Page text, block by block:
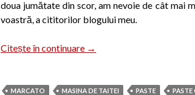
doua jumătate din scor, am nevoie de cât mai
voastră, a cititorilor blogului meu.
Citește în continuare Concurs pentru o mașină
→
MARCATO MASINA DE TAITEI PASTE PASTE